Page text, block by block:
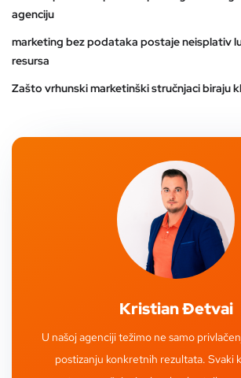
agenciju
marketing bez podataka postaje neisplativ
resursa
Zašto vrhunski marketinški stručnjaci biraju
Kristian Đetvai
U našoj agenciji težimo ne samo
postizanju konkretnih rezultata. Svaki